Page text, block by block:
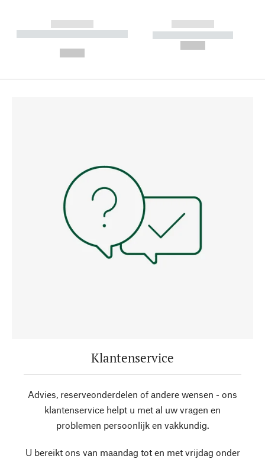
------------
----------- ----------- --------
------------
----------- -----------
Klantenservice
Advies, reserveonderdelen of andere wensen - ons
klantenservice helpt u met al uw vragen en
problemen persoonlijk en vakkundig.
U bereikt ons van maandag tot en met vrijdag onder